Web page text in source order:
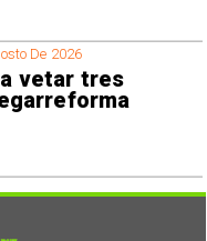
De 2026
vetar tres